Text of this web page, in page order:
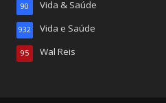
Vida & Saúde
90
Vida e Saúde
932
Wal Reis
95